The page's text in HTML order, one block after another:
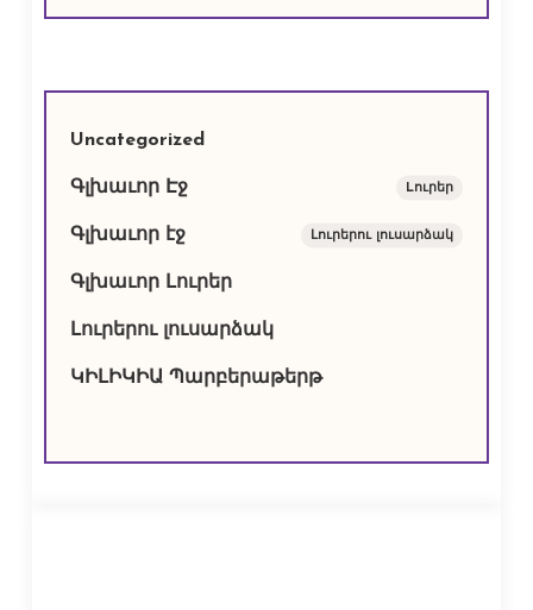
Uncategorized
Գլխաւոր Էջ Lուրեր
Գլխաւոր էջ Լուրերու լուսարձակ
Գլխաւոր Լուրեր
Լուրերու լուսարձակ
ԿԻԼԻԿԻԱ Պարբերաթերթ